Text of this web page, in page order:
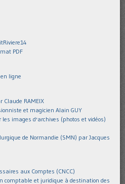
PDF
ligne
RAMEIX
et magicien Alain GUY
images d'archives (photos et vidéos)
de Normandie (SMN) par Jacques
aux Comptes (CNCC)
comptable et juridique à destination des